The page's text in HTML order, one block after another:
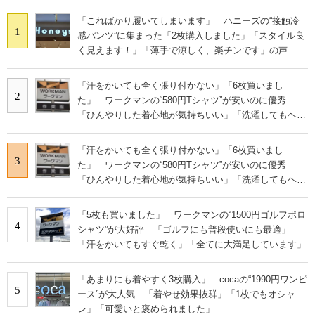
1
「こればかり履いてしまいます」 ハニーズの“接触冷
感パンツ”に集まった「2枚購入しました」「スタイル良
く見えます！」「薄手で涼しく、楽チンです」の声
2
「汗をかいても全く張り付かない」「6枚買いまし
た」 ワークマンの“580円Tシャツ”が安いのに優秀
「ひんやりした着心地が気持ちいい」「洗濯してもヘタ
3
「汗をかいても全く張り付かない」「6枚買いまし
た」 ワークマンの“580円Tシャツ”が安いのに優秀
「ひんやりした着心地が気持ちいい」「洗濯してもヘタ
4
「5枚も買いました」 ワークマンの“1500円ゴルフポロ
シャツ”が大好評 「ゴルフにも普段使いにも最適」
「汗をかいてもすぐ乾く」「全てに大満足しています」
5
「あまりにも着やすく3枚購入」 cocaの“1990円ワンピ
ース”が大人気 「着やせ効果抜群」「1枚でもオシャ
レ」「可愛いと褒められました」